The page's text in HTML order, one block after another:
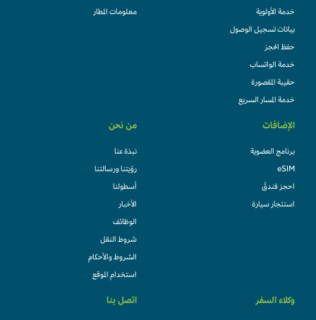
خدمة الأولوية
بيانات تسجيل الوصول
حفظ الحجز
خدمة الواتساب
حقيبة المقصورة
خدمة المسار السريع
معلومات المطار
الإضافات
برنامج العضوية
eSIM
احجز فندقً
استئجار سيارة
من نحن
نبذة عنا
رؤيتنا ورسالتنا
أسطولنا
الأخبار
الوظائف
شروط النقل
الشروط والأحكام
استخدام الموقع
وكلاء السفر اتصل بنا